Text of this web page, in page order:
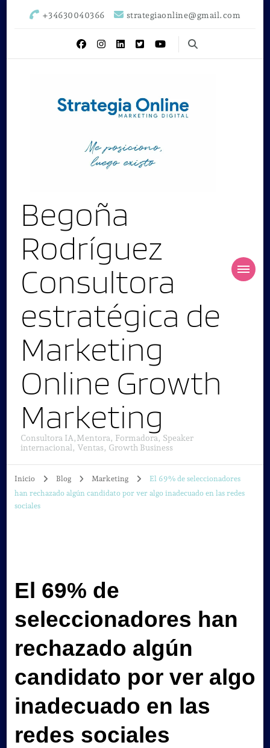
+34630040366 strategiaonline@gmail.com
Begoña
Rodríguez
Consultora
estratégica de
Marketing
Online Growth
Marketing
Consultora IA,Mentora, Formadora, Speaker
internacional, Ventas, Growth Business
Inicio Blog Marketing
El 69% de seleccionadores
han rechazado algún candidato por ver algo inadecuado en las redes
sociales
El 69% de
seleccionadores han
rechazado algún
candidato por ver algo
inadecuado en las
redes sociales